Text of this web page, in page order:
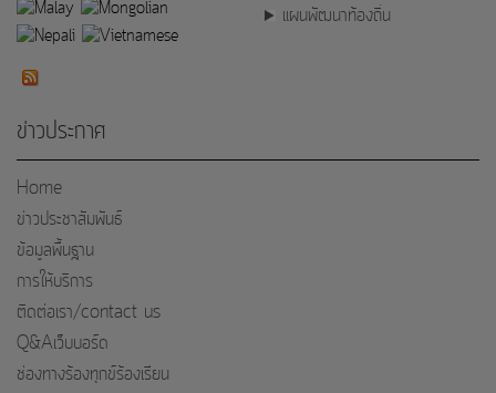
แผนพัฒนาท้องถิ่น
ข่าวประกาศ
Home
ข่าวประชาสัมพันธ์
ข้อมูลพื้นฐาน
การให้บริการ
ติดต่อเรา/contact us
Q&Aเว็บบอร์ด
ช่องทางร้องทุกข์ร้องเรียน